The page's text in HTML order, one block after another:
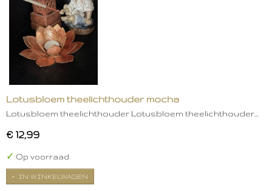
Lotusbloem theelichthouder mocha
Lotusbloem theelichthouder Lotusbloem theelichthouder…
€ 12,99
✓ Op voorraad
IN WINKELWAGEN